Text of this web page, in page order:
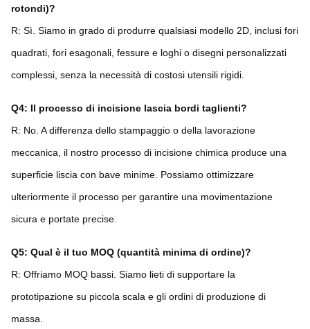
rotondi)?
R: Sì. Siamo in grado di produrre qualsiasi modello 2D, inclusi fori
quadrati, fori esagonali, fessure e loghi o disegni personalizzati
complessi, senza la necessità di costosi utensili rigidi.
Q4: Il processo di incisione lascia bordi taglienti?
R: No. A differenza dello stampaggio o della lavorazione
meccanica, il nostro processo di incisione chimica produce una
superficie liscia con bave minime. Possiamo ottimizzare
ulteriormente il processo per garantire una movimentazione
sicura e portate precise.
Q5: Qual è il tuo MOQ (quantità minima di ordine)?
R: Offriamo MOQ bassi. Siamo lieti di supportare la
prototipazione su piccola scala e gli ordini di produzione di
massa.